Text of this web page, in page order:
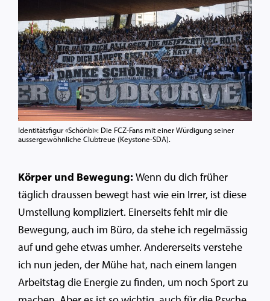
Identitätsfigur «Schönbi»: Die FCZ-Fans mit einer Würdigung seiner
aussergewöhnliche Clubtreue (Keystone-SDA).
Körper und Bewegung: Wenn du dich früher
täglich draussen bewegt hast wie ein Irrer, ist diese
Umstellung kompliziert. Einerseits fehlt mir die
Bewegung, auch im Büro, da stehe ich regelmässig
auf und gehe etwas umher. Andererseits verstehe
ich nun jeden, der Mühe hat, nach einem langen
Arbeitstag die Energie zu finden, um noch Sport zu